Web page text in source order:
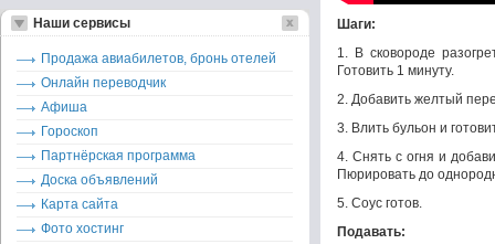
Шаги:
1. В сковороде
Готовить 1 минуту.
2. Добавить желтый
3. Влить бульон и
4. Снять с огня и
Пюрировать до
5. Соус готов.
Подавать:
Наши сервисы
Продажа авиабилетов, бронь отелей
Онлайн переводчик
Афиша
Гороскоп
Партнёрская программа
Доска объявлений
Карта сайта
Фото хостинг